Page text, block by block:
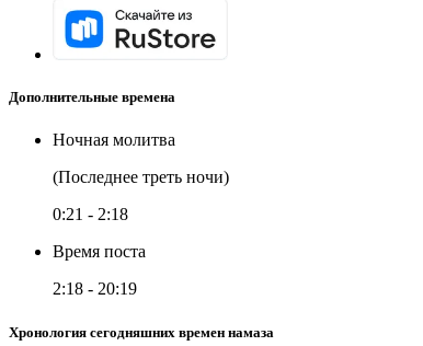
Дополнительные времена
Ночная молитва
(Последнее треть ночи)
0:21 - 2:18
Время поста
2:18 - 20:19
Хронология сегодняшних времен намаза